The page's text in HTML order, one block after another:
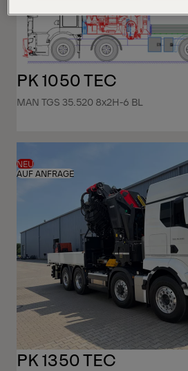
PK 1050 TEC
MAN TGS 35.520 8x2H-6 BL
NEU
AUF ANFRAGE
PK 1350 TEC